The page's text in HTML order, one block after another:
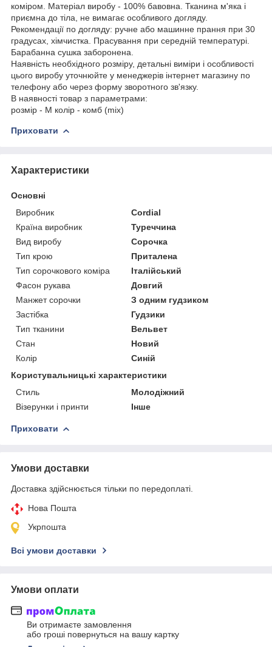
коміром. Матеріал виробу - 100% бавовна. Тканина м'яка і
приємна до тіла, не вимагає особливого догляду.
Рекомендації по догляду: ручне або машинне прання при 30
градусах, хімчистка. Прасування при середній температурі.
Барабанна сушка заборонена.
Наявність необхідного розміру, детальні виміри і особливості
цього виробу уточнюйте у менеджерів інтернет магазину по
телефону або через форму зворотного зв'язку.
В наявності товар з параметрами:
розмір - M колір - комб (mix)
Приховати
Характеристики
Основні
Виробник
Cordial
Країна виробник
Туреччина
Вид виробу
Сорочка
Тип крою
Приталена
Тип сорочкового коміра
Італійський
Фасон рукава
Довгий
Манжет сорочки
З одним гудзиком
Застібка
Гудзики
Тип тканини
Вельвет
Стан
Новий
Колір
Синій
Користувальницькі характеристики
Стиль
Молодіжний
Візерунки і принти
Інше
Приховати
Умови доставки
Доставка здійснюється тільки по передоплаті.
Нова Пошта
Укрпошта
Всі умови доставки
Умови оплати
Ви отримаєте замовлення
або гроші повернуться на вашу картку